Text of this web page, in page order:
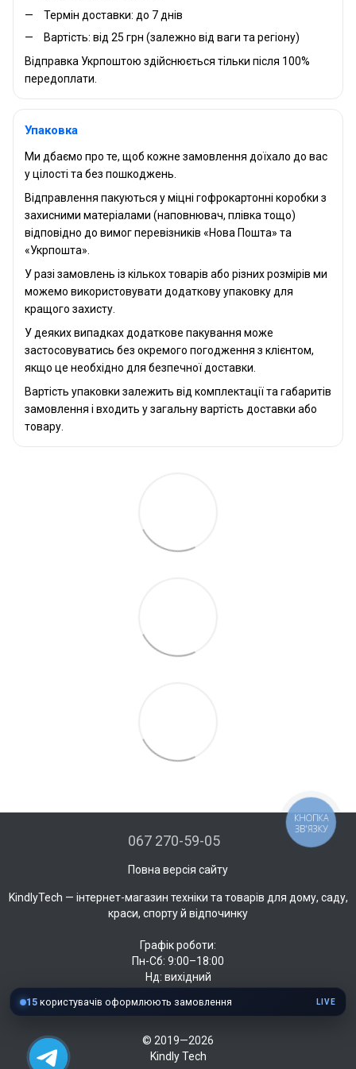
Термін доставки: до 7 днів
Вартість: від 25 грн (залежно від ваги та регіону)
Відправка Укрпоштою здійснюється тільки після 100%
передоплати.
Упаковка
Ми дбаємо про те, щоб кожне замовлення доїхало до вас
у цілості та без пошкоджень.
Відправлення пакуються у міцні гофрокартонні коробки з
захисними матеріалами (наповнювач, плівка тощо)
відповідно до вимог перевізників «Нова Пошта» та
«Укрпошта».
У разі замовлень із кількох товарів або різних розмірів ми
можемо використовувати додаткову упаковку для
кращого захисту.
У деяких випадках додаткове пакування може
застосовуватись без окремого погодження з клієнтом,
якщо це необхідно для безпечної доставки.
Вартість упаковки залежить від комплектації та габаритів
замовлення і входить у загальну вартість доставки або
товару.
067 270-59-05
Повна версія сайту
KindlyTech — інтернет-магазин техніки та товарів для дому, саду,
краси, спорту й відпочинку
Графік роботи:
Пн-Сб: 9:00–18:00
Нд: вихідний
© 2019—2026
Kindly Tech
15 користувачів оформлюють замовлення LIVE
КНОПКА
ЗВ'ЯЗКУ